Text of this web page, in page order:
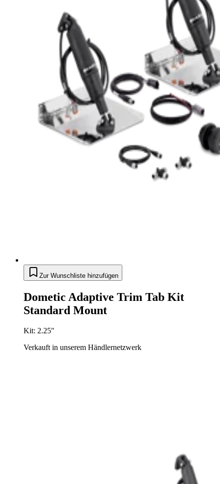
Zur Wunschliste hinzufügen
Dometic Adaptive Trim Tab Kit
Standard Mount
Kit: 2.25"
Verkauft in unserem Händlernetzwerk